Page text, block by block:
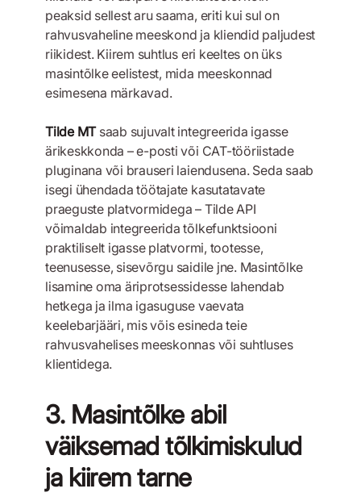
peaksid sellest aru saama, eriti kui sul on
rahvusvaheline meeskond ja kliendid paljudest
riikidest. Kiirem suhtlus eri keeltes on üks
masintõlke eelistest, mida meeskonnad
esimesena märkavad.
Tilde MTsaab sujuvalt integreerida igasse
ärikeskkonda – e-posti või CAT-tööriistade
pluginana või brauseri laiendusena. Seda saab
isegi ühendada töötajate kasutatavate
praeguste platvormidega – Tilde API
võimaldab integreerida tõlkefunktsiooni
praktiliselt igasse platvormi, tootesse,
teenusesse, sisevõrgu saidile jne. Masintõlke
lisamine oma äriprotsessidesse lahendab
hetkega ja ilma igasuguse vaevata
keelebarjääri, mis võis esineda teie
rahvusvahelises meeskonnas või suhtluses
klientidega.
3. Masintõlke abil
väiksemad tõlkimiskulud
ja kiirem tarne